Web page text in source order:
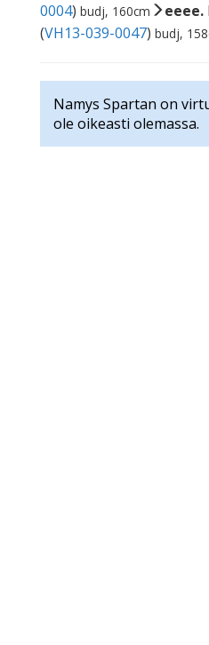
0004) budj, 160cm eeee.
(VH13-039-0047) budj,
Namys Spartan on
ole oikeasti olemassa.